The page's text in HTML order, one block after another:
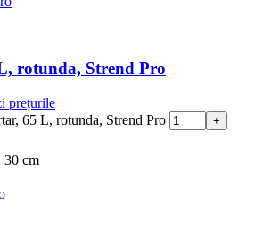
rotunda, Strend Pro
prețurile
65 L, rotunda, Strend Pro
30 cm